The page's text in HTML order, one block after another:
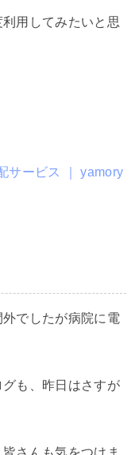
用してみたいと思
サービス ｜ yamory
でしたが病院に電
も、昨日はさすが
さんも気をつけま